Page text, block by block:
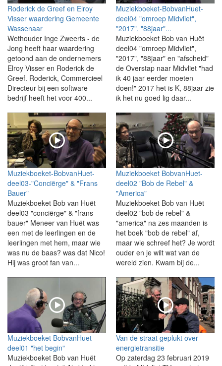
Roderick de Greef en Elroy
Visser waardering Gemeente
Wassenaar
Wethouder Inge Zweerts - de
Jong heeft haar waardering
getoond aan de ondernemers
Elroy Visser en Roderick de
Greef. Roderick, Commercieel
Directeur bij een software
bedrijf heeft het voor 400...
Muziekboeket-BobvanHuet-
deel04 "omroep Midvliet",
"2017", "88jaar"...
Muziekboeket Bob van Huët
deel04 "omroep Midvliet",
"2017", "88jaar" en "afscheid"
de Overstap naar Midvliet "had
ik 40 jaar eerder moeten
doen!" 2017 het is K, 88jaar zie
ik het nu goed lig daar...
Muziekboeket-BobvanHuet-
deel03-"Conciërge" & "Frans
Bauer"
Muziekboeket Bob van Huët
deel03 "conciërge" & "frans
bauer" Meneer van Huët was
een met de leerlingen en de
leerlingen met hem, maar wie
was nu de baas? was dat Nico!
Hij was groot fan van...
Muziekboeket BobvanHuet-
deel02 "Bob de Rebel" &
"America"
Muziekboeket Bob van Huët
deel02 "bob de rebel" &
"america" na zes maanden is
het boek "bob de rebel" af,
maar wie schreef het? Je wordt
ouder en je wilt wat van de
wereld zien. Kwam bij de...
Muziekboeket BobvanHuet
deel01 "het begin"
Muziekboeket Bob van Huët
Van de straat geplukt over
energietransitie
Op zaterdag 23 februari 2019